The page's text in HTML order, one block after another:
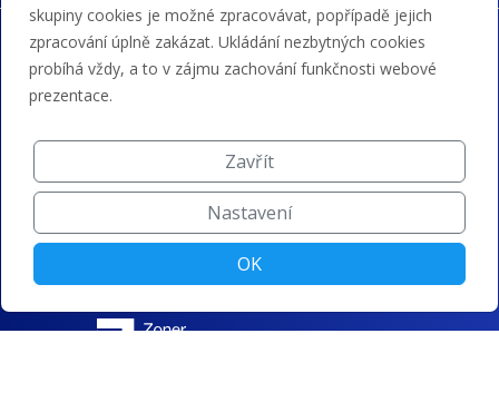
skupiny cookies je možné zpracovávat, popřípadě jejich
zpracování úplně zakázat. Ukládání nezbytných cookies
probíhá vždy, a to v zájmu zachování funkčnosti webové
prezentace.
Zavřít
Nastavení
OK